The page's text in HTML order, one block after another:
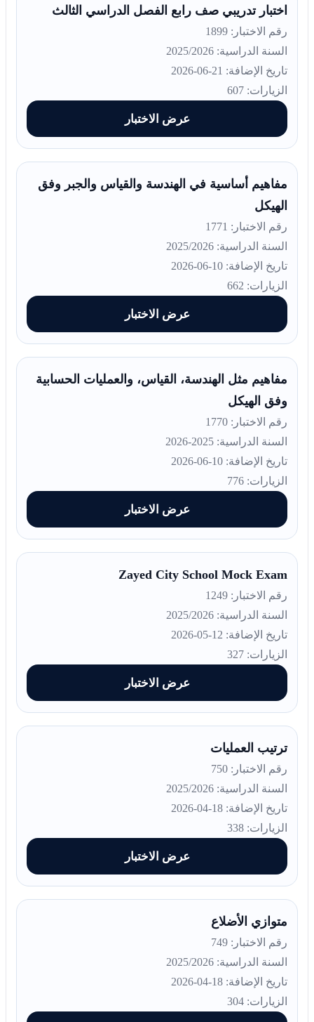
اختبار تدريبي صف رابع الفصل الدراسي الثالث
رقم الاختبار: 1899
السنة الدراسية: 2025/2026
تاريخ الإضافة: 21-06-2026
الزيارات: 607
عرض الاختبار
مفاهيم أساسية في الهندسة والقياس والجبر وفق
الهيكل
رقم الاختبار: 1771
السنة الدراسية: 2025/2026
تاريخ الإضافة: 10-06-2026
الزيارات: 662
عرض الاختبار
مفاهيم مثل الهندسة، القياس، والعمليات الحسابية
وفق الهيكل
رقم الاختبار: 1770
السنة الدراسية: 2025-2026
تاريخ الإضافة: 10-06-2026
الزيارات: 776
عرض الاختبار
Zayed City School Mock Exam
رقم الاختبار: 1249
السنة الدراسية: 2025/2026
تاريخ الإضافة: 12-05-2026
الزيارات: 327
عرض الاختبار
ترتيب العمليات
رقم الاختبار: 750
السنة الدراسية: 2025/2026
تاريخ الإضافة: 18-04-2026
الزيارات: 338
عرض الاختبار
متوازي الأضلاع
رقم الاختبار: 749
السنة الدراسية: 2025/2026
تاريخ الإضافة: 18-04-2026
الزيارات: 304